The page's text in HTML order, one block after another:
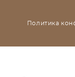
Политика